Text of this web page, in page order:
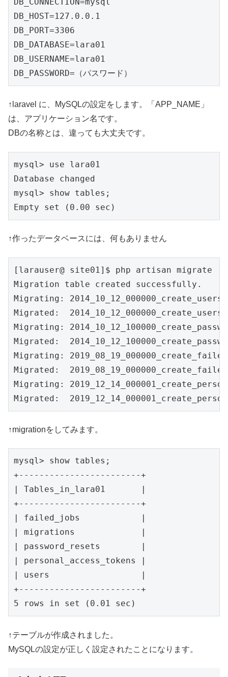
DB_HOST=127.0.0.1
DB_PORT=3306
DB_DATABASE=lara01
DB_USERNAME=lara01
DB_PASSWORD=（パスワード）
↑laravel に、MySQLの設定をします。「APP_NAME」
は、アプリケーション名です。
DBの名称とは、違っても大丈夫です。
mysql> use lara01
Database changed
mysql> show tables;
Empty set (0.00 sec)
↑作ったデータベースには、何もありません
[larauser@ site01]$ php artisan migrate
Migration table created successfully.
Migrating:
Migrated:
Migrating:
Migrated:
Migrating:
Migrated:
Migrating:
Migrated:
↑migrationをしてみます。
mysql> show tables;
+------------------------+
| Tables_in_lara01       |
+------------------------+
| failed_jobs            |
| migrations             |
| password_resets        |
| personal_access_tokens |
| users                  |
+------------------------+
5 rows in set (0.01 sec)
↑テーブルが作成されました。
MySQLの設定が正しく設定されたことになります。